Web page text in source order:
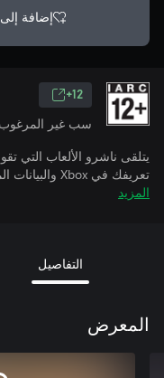
إضافة إلى
12+
سب غير المرغوب
يتلقى ناشرو الألعاب التي
تعريفك في Xbox والبيانات المقترنة بينما تمارس الألعاب.
المزيد
التفاصيل
المعرض